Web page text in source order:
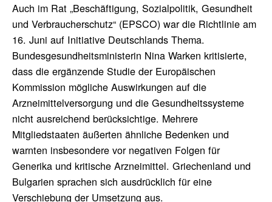
Auch im Rat „Beschäftigung, Sozialpolitik, Gesundheit
und Verbraucherschutz“ (EPSCO) war die Richtlinie am
16. Juni auf Initiative Deutschlands Thema.
Bundesgesundheitsministerin Nina Warken kritisierte,
dass die ergänzende Studie der Europäischen
Kommission mögliche Auswirkungen auf die
Arzneimittelversorgung und die Gesundheitssysteme
nicht ausreichend berücksichtige. Mehrere
Mitgliedstaaten äußerten ähnliche Bedenken und
warnten insbesondere vor negativen Folgen für
Generika und kritische Arzneimittel. Griechenland und
Bulgarien sprachen sich ausdrücklich für eine
Verschiebung der Umsetzung aus.